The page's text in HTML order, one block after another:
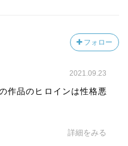
フォロー
2021.09.23
作品のヒロインは性格悪
詳細をみる